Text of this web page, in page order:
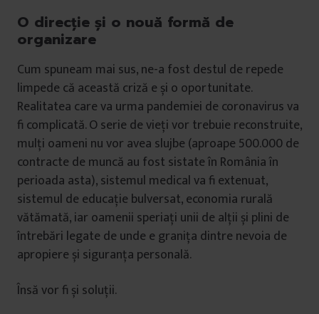
O direcție și o nouă formă de
organizare
Cum spuneam mai sus, ne-a fost destul de repede
limpede că această criză e și o oportunitate.
Realitatea care va urma pandemiei de coronavirus va
fi complicată. O serie de vieți vor trebuie reconstruite,
mulți oameni nu vor avea slujbe (aproape 500.000 de
contracte de muncă au fost sistate în România în
perioada asta), sistemul medical va fi extenuat,
sistemul de educație bulversat, economia rurală
vătămată, iar oamenii speriați unii de alții și plini de
întrebări legate de unde e granița dintre nevoia de
apropiere și siguranța personală.
Însă vor fi și soluții.